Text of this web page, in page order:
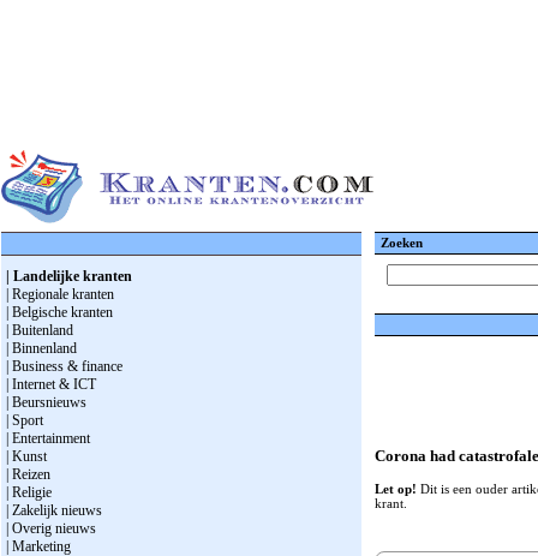
| Landelijke kranten
| Regionale kranten
| Belgische kranten
| Buitenland
| Binnenland
| Business & finance
| Internet & ICT
| Beursnieuws
| Sport
| Entertainment
| Kunst
| Reizen
| Religie
| Zakelijk nieuws
| Overig nieuws
| Marketing
Zoeken
Corona had
Let op! Dit is een ouder
krant.